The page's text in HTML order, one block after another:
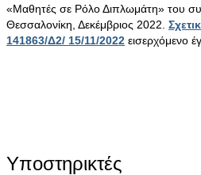
«Μαθητές σε Ρόλο Διπλωμάτη» του
Θεσσαλονίκη, Δεκέμβριος 2022.
141863/Δ2/ 15/11/2022 εισερχόμενο
Υποστηρικτές